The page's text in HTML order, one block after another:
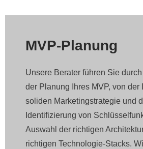
MVP-Planung
Unsere Berater führen Sie
der Planung Ihres MVP, von der
soliden Marketingstrategie und
Identifizierung von
Auswahl der richtigen
richtigen Technologie-Stacks.